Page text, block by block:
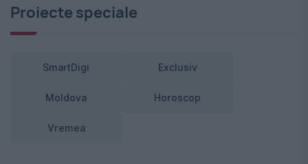
Proiecte speciale
SmartDigi Exclusiv
Moldova Horoscop
Vremea